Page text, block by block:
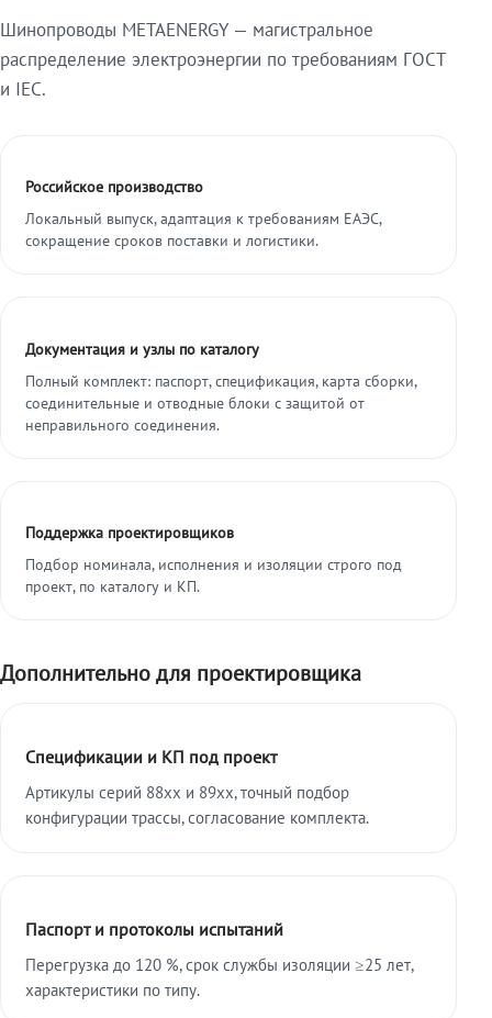
Шинопроводы METAENERGY — магистральное
распределение электроэнергии по требованиям ГОСТ
и IEC.
Российское производство
Локальный выпуск, адаптация к требованиям ЕАЭС,
сокращение сроков поставки и логистики.
Документация и узлы по каталогу
Полный комплект: паспорт, спецификация, карта сборки,
соединительные и отводные блоки с защитой от
неправильного соединения.
Поддержка проектировщиков
Подбор номинала, исполнения и изоляции строго под
проект, по каталогу и КП.
Дополнительно для проектировщика
Спецификации и КП под проект
Артикулы серий 88xx и 89xx, точный подбор
конфигурации трассы, согласование комплекта.
Паспорт и протоколы испытаний
Перегрузка до 120 %, срок службы изоляции ≥25 лет,
характеристики по типу.